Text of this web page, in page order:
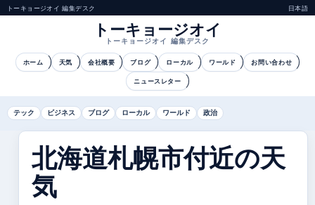
トーキョージオイ 編集デスク 日本語
トーキョージオイ
トーキョージオイ 編集デスク
ホーム 天気 会社概要 ブログ ローカル ワールド お問い合わせ
ニュースレター
テック ビジネス ブログ ローカル ワールド 政治
北海道札幌市付近の天
気